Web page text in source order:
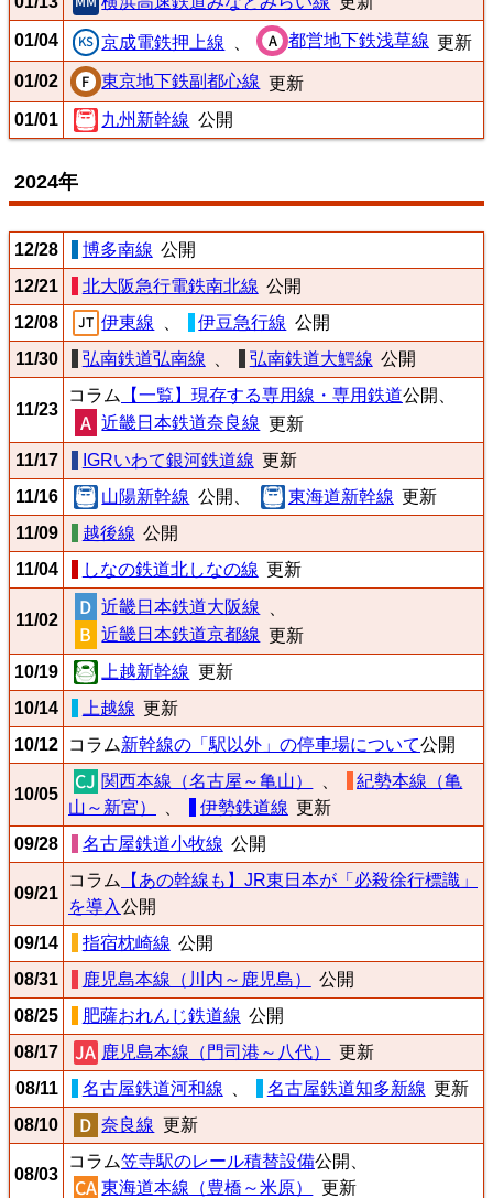
01/04 京成電鉄押上線 都営地下鉄浅草線 更新
01/02 東京地下鉄副都心線 更新
01/01
九州新幹線 公開
2024年
12/28 博多南線 公開
12/21
北大阪急行電鉄南北線 公開
12/08
伊東線 伊豆急行線 公開
11/30
弘南鉄道弘南線 弘南鉄道大鰐線 公開
11/23
コラム 【一覧】現存する専用線・専用鉄道公開、
近畿日本鉄道奈良線 更新
11/17
IGRいわて銀河鉄道線 更新
11/16
山陽新幹線 公開、 東海道新幹線 更新
11/09
越後線 公開
11/04
しなの鉄道北しなの線 更新
11/02
近畿日本鉄道大阪線
近畿日本鉄道京都線 更新
10/19
上越新幹線 更新
10/14
上越線 更新
10/12
コラム新幹線の「駅以外」の停車場について公開
10/05
関西本線（名古屋～亀山）
紀勢本線（亀
山～新宮）
伊勢鉄道線 更新
09/28
名古屋鉄道小牧線 公開
09/21
コラム
【あの幹線も】JR東日本が「必殺徐行標識」
を導入公開
09/14
指宿枕崎線 公開
08/31
鹿児島本線（川内～鹿児島）
公開
08/25
肥薩おれんじ鉄道線 公開
08/17
鹿児島本線（門司港～八代）
更新
08/11
名古屋鉄道河和線 名古屋鉄道知多新線 更新
08/10
奈良線 更新
08/03
コラム笠寺駅のレール積替設備公開、
東海道本線（豊橋～米原）
更新